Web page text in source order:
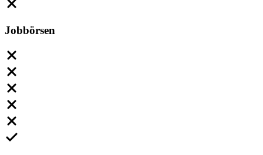
Jobbörsen